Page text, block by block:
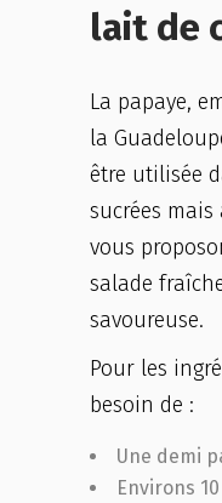
lait de
La papaye,
la
être utilisée
sucrées mais
vous
salade
savoureuse.
Pour les
besoin de :
Une demi
Environs